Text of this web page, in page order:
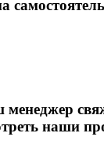
менеджер
наши